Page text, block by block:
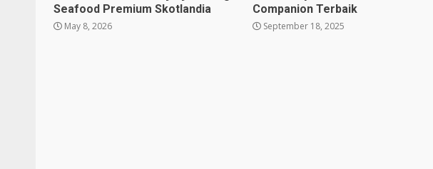
Seafood Premium Skotlandia
May 8, 2026
Companion Terbaik
September 18, 2025